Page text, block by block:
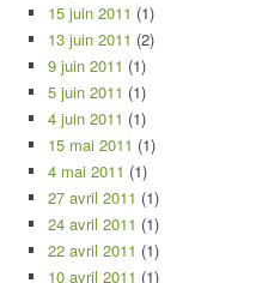
15 juin 2011 (1)
13 juin 2011 (2)
9 juin 2011 (1)
5 juin 2011 (1)
4 juin 2011 (1)
15 mai 2011 (1)
4 mai 2011 (1)
27 avril 2011 (1)
24 avril 2011 (1)
22 avril 2011 (1)
10 avril 2011 (1)